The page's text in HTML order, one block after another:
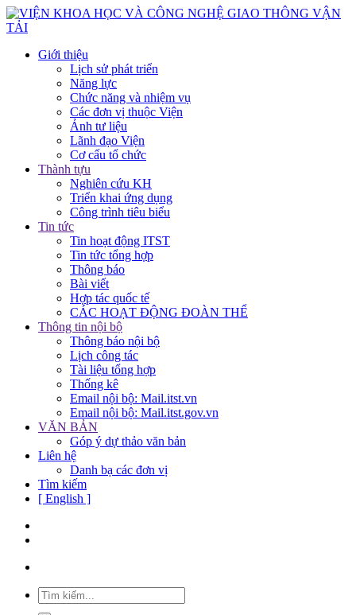
Giới thiệu
Lịch sử phát triển
Năng lực
Chức năng và nhiệm vụ
Các đơn vị thuộc Viện
Ảnh tư liệu
Lãnh đạo Viện
Cơ cấu tổ chức
Thành tựu
Nghiên cứu KH
Triển khai ứng dụng
Công trình tiêu biểu
Tin tức
Tin hoạt động ITST
Tin tức tổng hợp
Thông báo
Bài viết
Hợp tác quốc tế
CÁC HOẠT ĐỘNG ĐOÀN THỂ
Thông tin nội bộ
Thông báo nội bộ
Lịch công tác
Tài liệu tổng hợp
Thống kê
Email nội bộ: Mail.itst.vn
Email nội bộ: Mail.itst.gov.vn
VĂN BẢN
Góp ý dự thảo văn bản
Liên hệ
Danh bạ các đơn vị
Tìm kiếm
[ English ]